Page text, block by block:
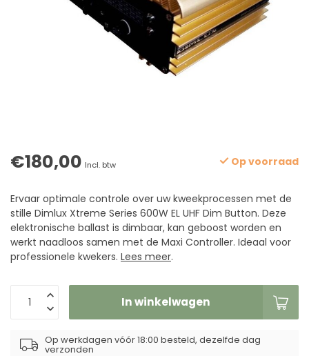
€180,00 Incl. btw Op voorraad
Ervaar optimale controle over uw kweekprocessen met de
stille Dimlux Xtreme Series 600W EL UHF Dim Button. Deze
elektronische ballast is dimbaar, kan geboost worden en
werkt naadloos samen met de Maxi Controller. Ideaal voor
professionele kwekers. Lees meer.
In winkelwagen
Op werkdagen vóór 18:00 besteld, dezelfde dag
verzonden